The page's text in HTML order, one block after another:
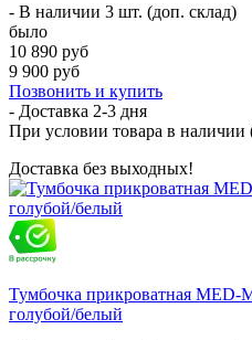
- В наличии 3 шт. (доп. склад)
было
10 890 руб
9 900 руб
Позвонить и купить
- Доставка 2-3 дня
При условии товара в наличии
Доставка без выходных!
Тумбочка прикроватная
голубой/белый